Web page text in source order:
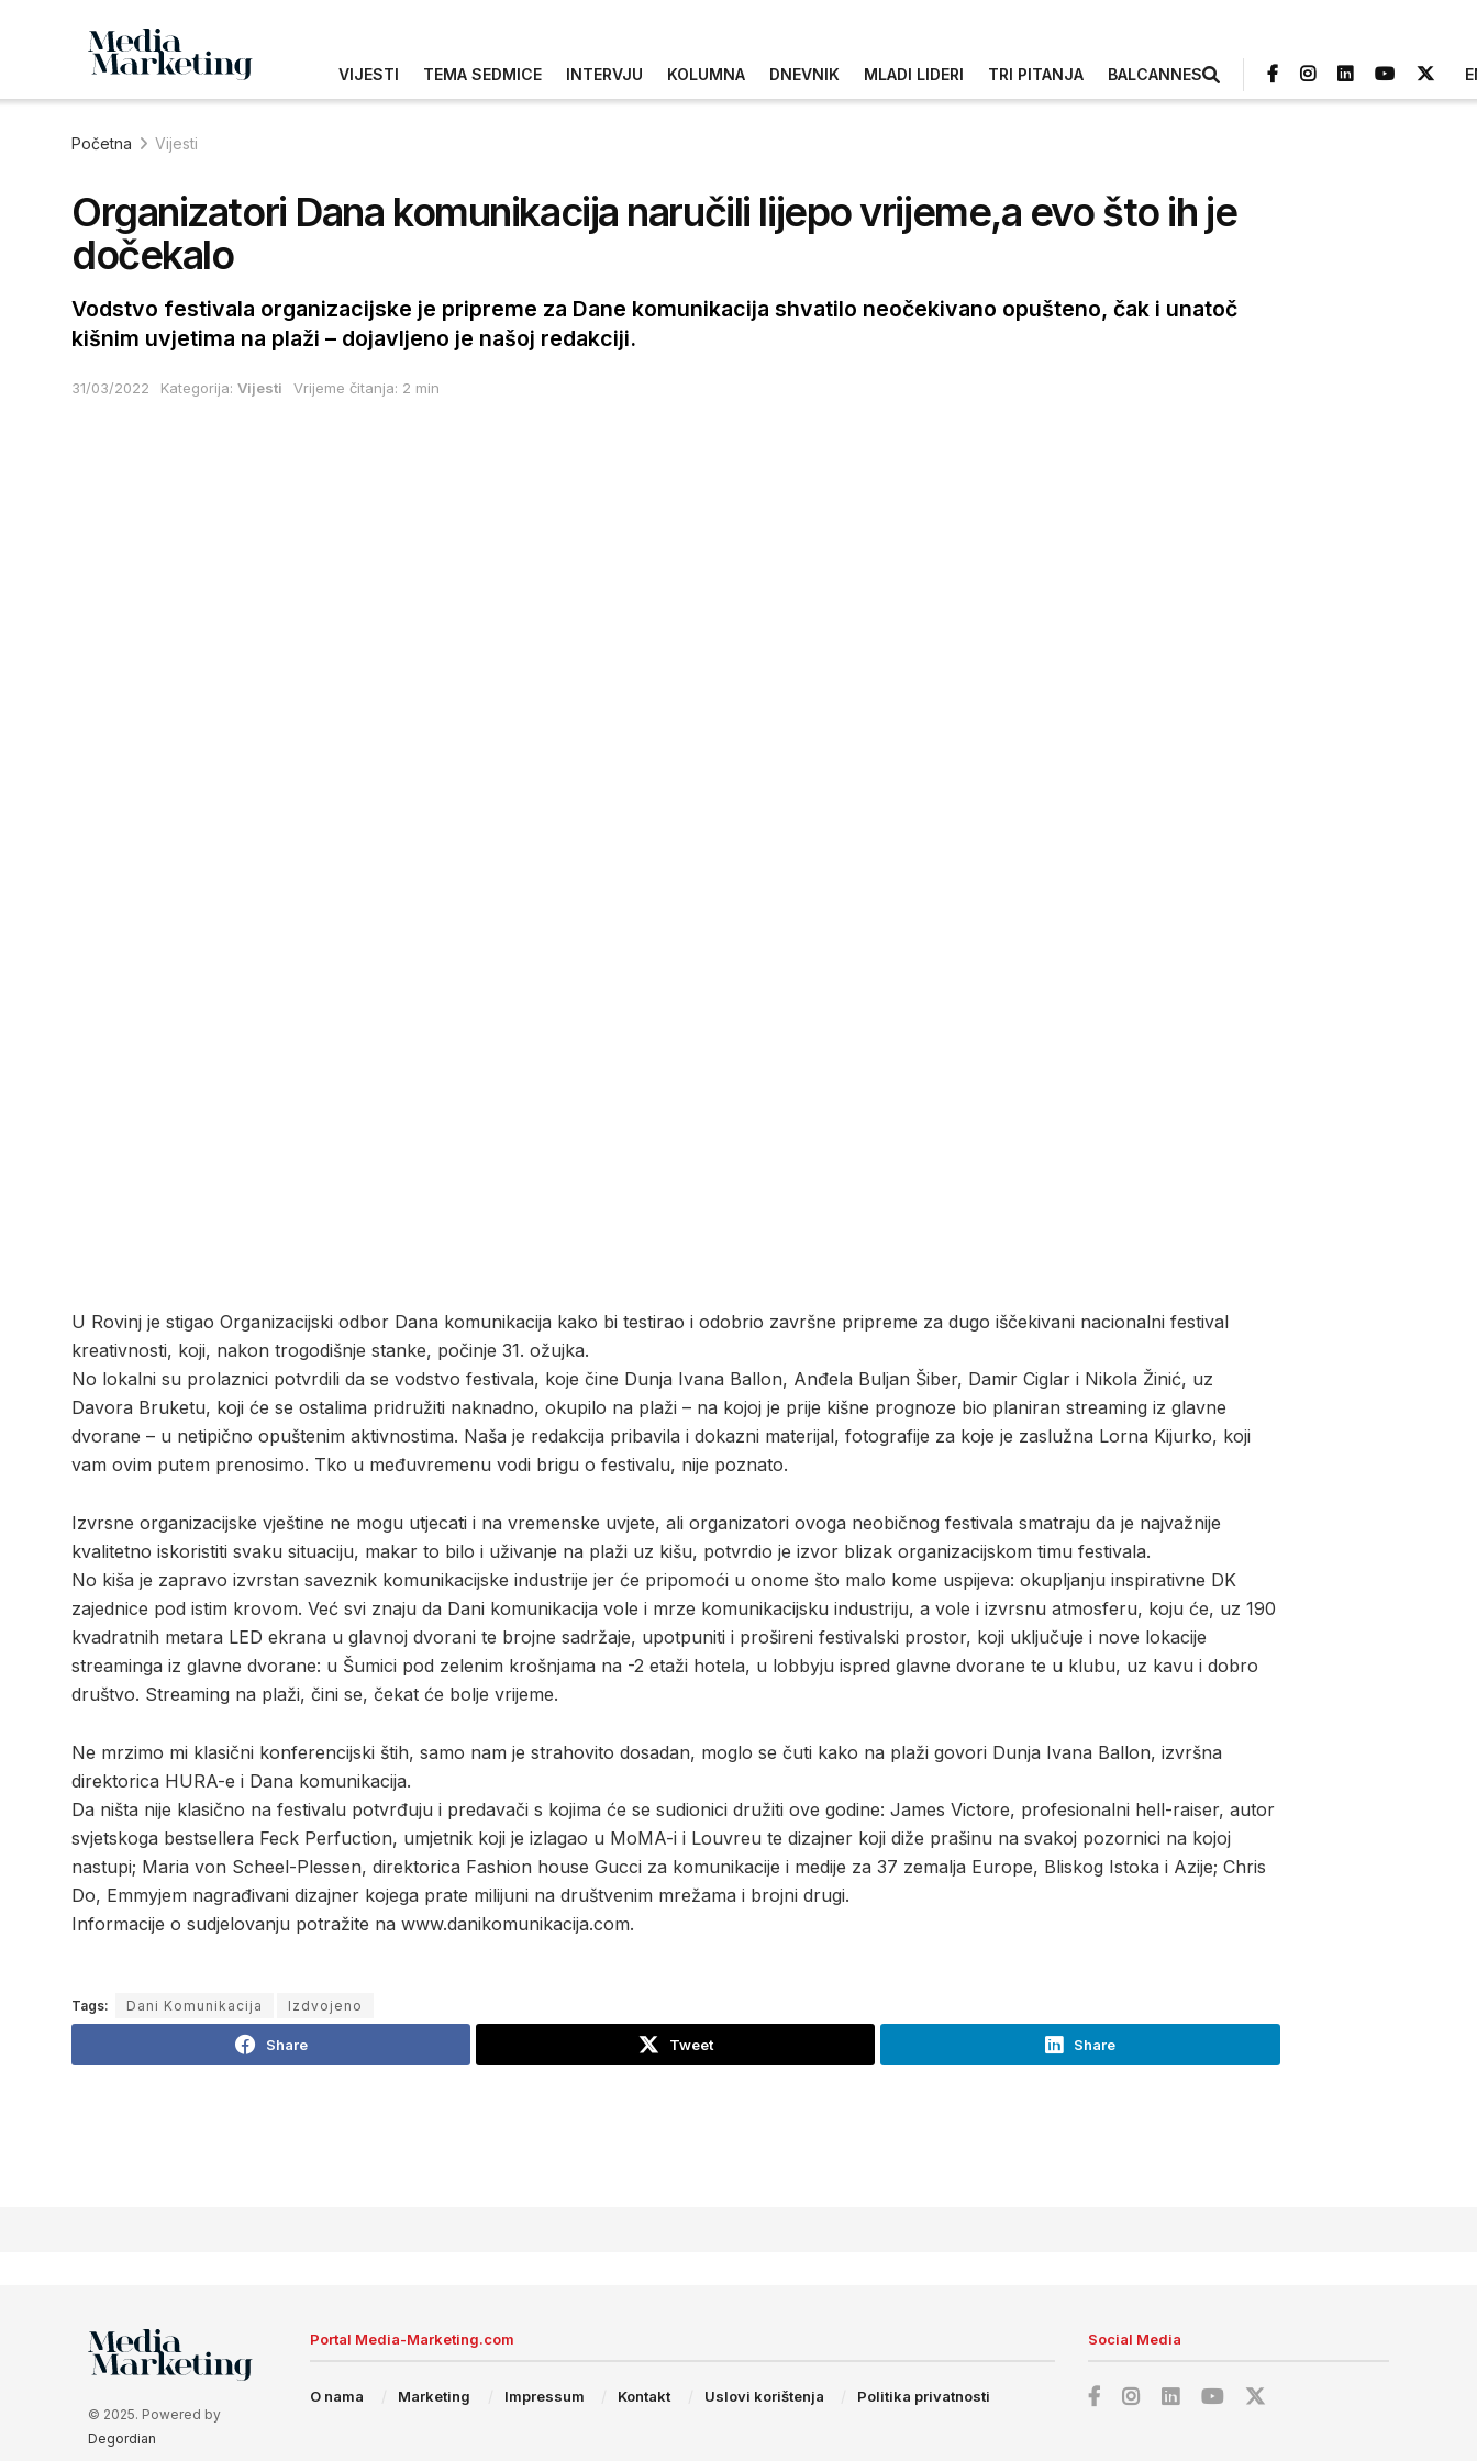
VIJESTI TEMA SEDMICE INTERVJU KOLUMNA DNEVNIK MLADI LIDERI TRI PITANJA BALCANNES
Početna Vijesti
Organizatori Dana komunikacija naručili lijepo vrijeme,a evo što ih je
dočekalo
Vodstvo festivala organizacijske je pripreme za Dane komunikacija shvatilo neočekivano opušteno, čak i unatoč
kišnim uvjetima na plaži – dojavljeno je našoj redakciji.
31/03/2022 Kategorija: Vijesti Vrijeme čitanja: 2 min
U Rovinj je stigao Organizacijski odbor Dana komunikacija kako bi testirao i odobrio završne pripreme za dugo iščekivani nacionalni festival
kreativnosti, koji, nakon trogodišnje stanke, počinje 31. ožujka.
No lokalni su prolaznici potvrdili da se vodstvo festivala, koje čine Dunja Ivana Ballon, Anđela Buljan Šiber, Damir Ciglar i Nikola Žinić, uz
Davora Bruketu, koji će se ostalima pridružiti naknadno, okupilo na plaži – na kojoj je prije kišne prognoze bio planiran streaming iz glavne
dvorane – u netipično opuštenim aktivnostima. Naša je redakcija pribavila i dokazni materijal, fotografije za koje je zaslužna Lorna Kijurko, koji
vam ovim putem prenosimo. Tko u međuvremenu vodi brigu o festivalu, nije poznato.
Izvrsne organizacijske vještine ne mogu utjecati i na vremenske uvjete, ali organizatori ovoga neobičnog festivala smatraju da je najvažnije
kvalitetno iskoristiti svaku situaciju, makar to bilo i uživanje na plaži uz kišu, potvrdio je izvor blizak organizacijskom timu festivala.
No kiša je zapravo izvrstan saveznik komunikacijske industrije jer će pripomoći u onome što malo kome uspijeva: okupljanju inspirativne DK
zajednice pod istim krovom. Već svi znaju da Dani komunikacija vole i mrze komunikacijsku industriju, a vole i izvrsnu atmosferu, koju će, uz 190
kvadratnih metara LED ekrana u glavnoj dvorani te brojne sadržaje, upotpuniti i prošireni festivalski prostor, koji uključuje i nove lokacije
streaminga iz glavne dvorane: u Šumici pod zelenim krošnjama na -2 etaži hotela, u lobbyju ispred glavne dvorane te u klubu, uz kavu i dobro
društvo. Streaming na plaži, čini se, čekat će bolje vrijeme.
Ne mrzimo mi klasični konferencijski štih, samo nam je strahovito dosadan, moglo se čuti kako na plaži govori Dunja Ivana Ballon, izvršna
direktorica HURA-e i Dana komunikacija.
Da ništa nije klasično na festivalu potvrđuju i predavači s kojima će se sudionici družiti ove godine: James Victore, profesionalni hell-raiser, autor
svjetskoga bestsellera Feck Perfuction, umjetnik koji je izlagao u MoMA-i i Louvreu te dizajner koji diže prašinu na svakoj pozornici na kojoj
nastupi; Maria von Scheel-Plessen, direktorica Fashion house Gucci za komunikacije i medije za 37 zemalja Europe, Bliskog Istoka i Azije; Chris
Do, Emmyjem nagrađivani dizajner kojega prate milijuni na društvenim mrežama i brojni drugi.
Informacije o sudjelovanju potražite na www.danikomunikacija.com.
Tags: Dani Komunikacija Izdvojeno
Share Tweet Share
© 2025. Powered by
Degordian
Portal Media-Marketing.com
O nama Marketing Impressum Kontakt Uslovi korištenja Politika privatnosti
Social Media